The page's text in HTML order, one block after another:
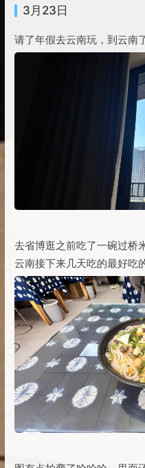
3月23日
请了年假去云南玩，到云南
去省博逛之前吃了一碗过桥
云南接下来几天吃的最好吃